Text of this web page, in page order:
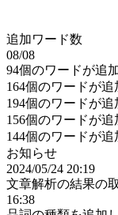
追加ワード数
08/08
94個のワードが追
164個のワードが追
194個のワードが追
156個のワードが追
144個のワードが追
お知らせ
2024/05/24 20:19
文章解析の結果の
16:38